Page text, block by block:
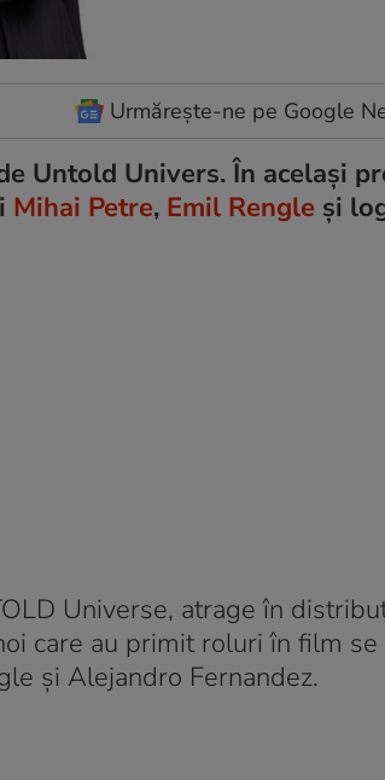
Urmărește-ne pe Google
Untold Univers. În același
Mihai Petre, Emil Rengle și
Universe, atrage în
care au primit roluri în film se
și Alejandro Fernandez.